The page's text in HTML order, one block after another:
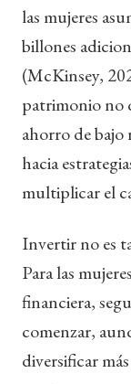
las mujeres
billones
(McKinsey,
patrimonio no
ahorro de bajo
hacia
multiplicar el
Invertir no es
Para las
financiera,
comenzar,
diversificar